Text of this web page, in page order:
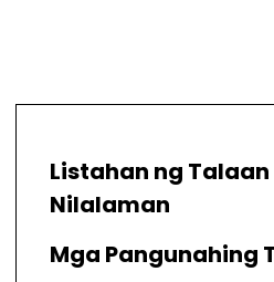
Listahan ng Talaan
Nilalaman
Mga Pangunahing